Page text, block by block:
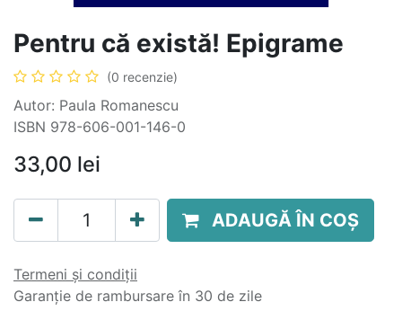
Pentru că există! Epigrame
(0 recenzie)
Autor: Paula Romanescu
ISBN 978-606-001-146-0
33,00 lei
ADAUGĂ ÎN COȘ
Termeni și condiții
Garanție de rambursare în 30 de zile